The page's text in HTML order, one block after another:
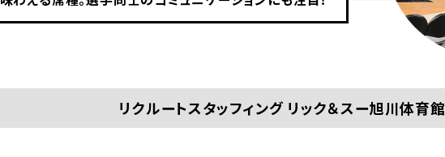
リクルートスタッフィングリック＆スー旭川体育館